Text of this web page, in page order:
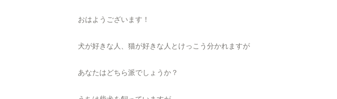
おはようございます！
犬が好きな人、猫が好きな人とけっこう分かれますが
あなたはどちら派でしょうか？